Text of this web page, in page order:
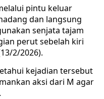
pintu keluar
dan langsung
senjata tajam
perut sebelah kiri
2/2026).
kejadian tersebut
aksi dari M agar